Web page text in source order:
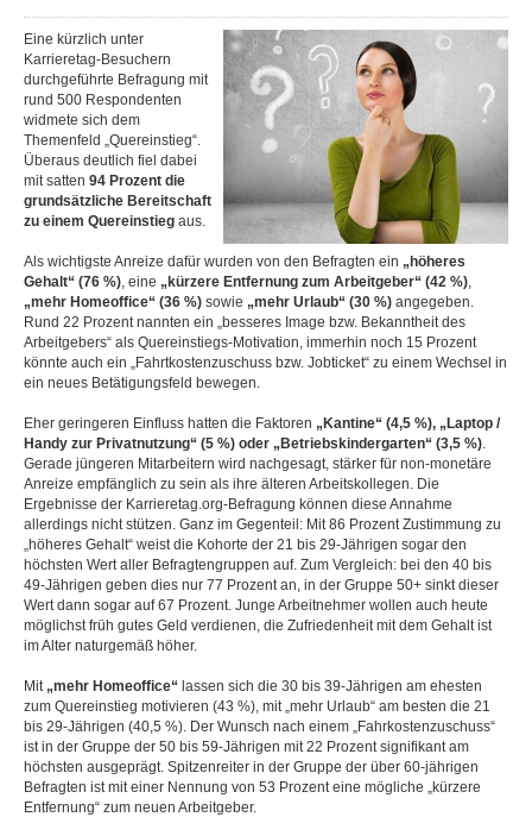
Eine kürzlich unter
Karrieretag-Besuchern
durchgeführte Befragung mit
rund 500 Respondenten
widmete sich dem
Themenfeld „Quereinstieg“.
Überaus deutlich fiel dabei
mit satten 94 Prozent die
grundsätzliche Bereitschaft
zu einem Quereinstieg aus.
Als wichtigste Anreize dafür wurden von den Befragten ein „höheres
Gehalt“ (76 %), eine „kürzere Entfernung zum Arbeitgeber“ (42 %),
„mehr Homeoffice“ (36 %) sowie „mehr Urlaub“ (30 %) angegeben.
Rund 22 Prozent nannten ein „besseres Image bzw. Bekanntheit des
Arbeitgebers“ als Quereinstiegs-Motivation, immerhin noch 15 Prozent
könnte auch ein „Fahrtkostenzuschuss bzw. Jobticket“ zu einem Wechsel in
ein neues Betätigungsfeld bewegen.
Eher geringeren Einfluss hatten die Faktoren „Kantine“ (4,5 %), „Laptop /
Handy zur Privatnutzung“ (5 %) oder „Betriebskindergarten“ (3,5 %).
Gerade jüngeren Mitarbeitern wird nachgesagt, stärker für non-monetäre
Anreize empfänglich zu sein als ihre älteren Arbeitskollegen. Die
Ergebnisse der Karrieretag.org-Befragung können diese Annahme
allerdings nicht stützen. Ganz im Gegenteil: Mit 86 Prozent Zustimmung zu
„höheres Gehalt“ weist die Kohorte der 21 bis 29-Jährigen sogar den
höchsten Wert aller Befragtengruppen auf. Zum Vergleich: bei den 40 bis
49-Jährigen geben dies nur 77 Prozent an, in der Gruppe 50+ sinkt dieser
Wert dann sogar auf 67 Prozent. Junge Arbeitnehmer wollen auch heute
möglichst früh gutes Geld verdienen, die Zufriedenheit mit dem Gehalt ist
im Alter naturgemäß höher.
Mit „mehr Homeoffice“ lassen sich die 30 bis 39-Jährigen am ehesten
zum Quereinstieg motivieren (43 %), mit „mehr Urlaub“ am besten die 21
bis 29-Jährigen (40,5 %). Der Wunsch nach einem „Fahrkostenzuschuss“
ist in der Gruppe der 50 bis 59-Jährigen mit 22 Prozent signifikant am
höchsten ausgeprägt. Spitzenreiter in der Gruppe der über 60-jährigen
Befragten ist mit einer Nennung von 53 Prozent eine mögliche „kürzere
Entfernung“ zum neuen Arbeitgeber.